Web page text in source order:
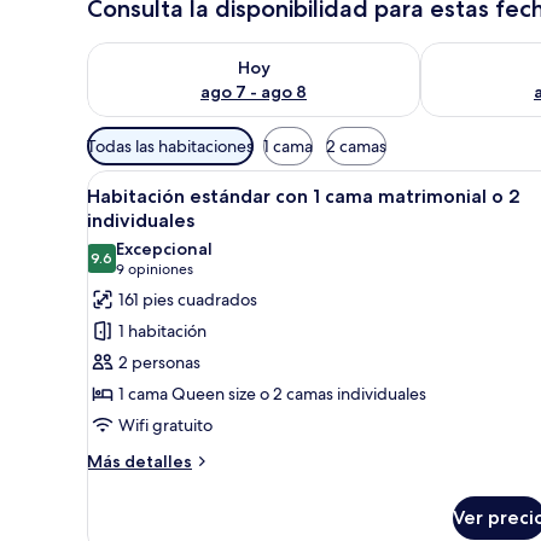
Consulta la disponibilidad para estas
Hoy
ago 7 - ago 8
Consulta la disponibilidad para hoy ago 7 - ago 8
Consulta la
Filtros
disponibles
para
las
habitaciones
Todas las habitaciones 1 cama 2 camas
Abrir
todas
las
fotos
de
Habitación
estándar
con
1
cama
matrimonial
Una cama con una toalla
10
Habitación estándar con 1 cama matrimonial o 2
individuales
9.69.6 de 10
Excepcional
9 opiniones
(9
opiniones)
161 pies cuadrados
1 habitación
2 personas
1 cama Queen size o 2 camas individuales
Wifi gratuito
Más detalles
Más
Ver